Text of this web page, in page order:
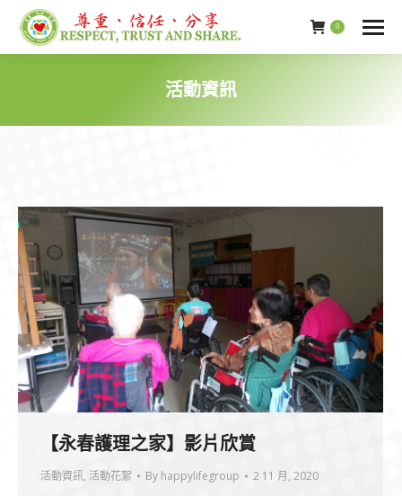
0
活動資訊
【永春護理之家】影片欣賞
活動資訊, 活動花絮 By happylifegroup 2 11 月, 2020